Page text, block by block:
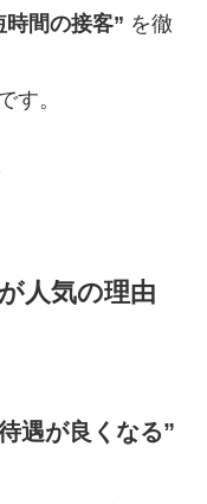
間の接客” を徹
す。
人気の理由
遇が良くなる”